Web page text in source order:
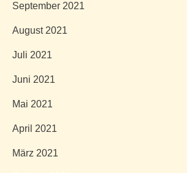
September 2021
August 2021
Juli 2021
Juni 2021
Mai 2021
April 2021
März 2021